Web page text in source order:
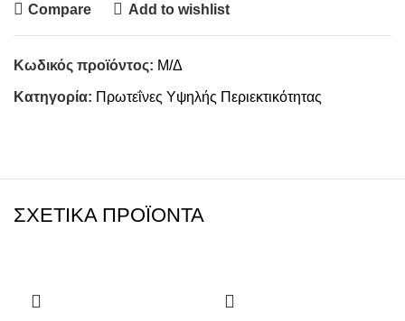
Compare Add to wishlist
Κωδικός προϊόντος: Μ/Δ
Κατηγορία: Πρωτεΐνες Υψηλής Περιεκτικότητας
ΣΧΕΤΙΚΆ ΠΡΟΪΌΝΤΑ